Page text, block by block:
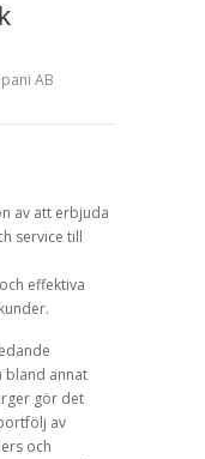
AB
av att erbjuda
service till
effektiva
bland annat
gör det
av
och